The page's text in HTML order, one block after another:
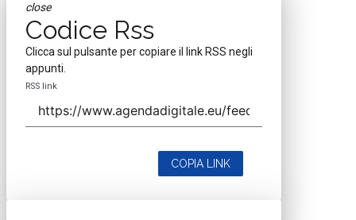
close
Codice Rss
Clicca sul pulsante per copiare il link RSS negli
appunti.
RSS link
COPIA LINK